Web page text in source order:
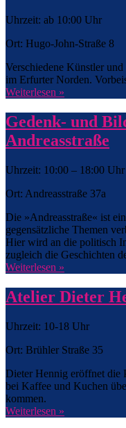
Uhrzeit: ab 10:00 Uhr
Ort: Hugo-John-Straße 8
Verschiedene Künstler
im Erfurter Norden.
Weiterlesen »
Gedenk- und
Andreasstraße
Uhrzeit: 10:00 – 18:00
Ort: Andreasstraße 37a
Die »Andreasstraße« ist
gegensätzliche Themen
Hier wird an die politisch
zugleich die Geschichten
Weiterlesen »
Atelier Dieter
Uhrzeit: 10-18 Uhr
Ort: Brühler Straße 35
Dieter Hennig eröffnet die
bei Kaffee und Kuchen
kommen.
Weiterlesen »